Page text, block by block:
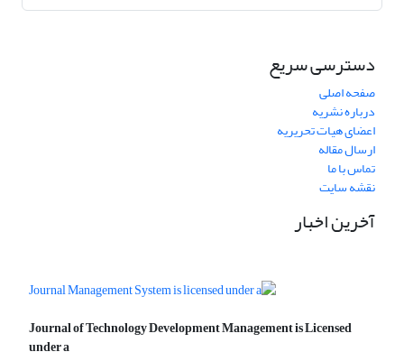
دسترسی سریع
صفحه اصلی
درباره نشریه
اعضای هیات تحریریه
ارسال مقاله
تماس با ما
نقشه سایت
آخرین اخبار
Journal of Technology Development Management is Licensed
under a